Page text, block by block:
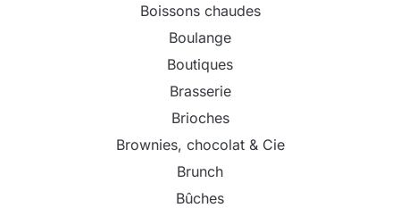
Boissons chaudes
Boulange
Boutiques
Brasserie
Brioches
Brownies, chocolat & Cie
Brunch
Bûches